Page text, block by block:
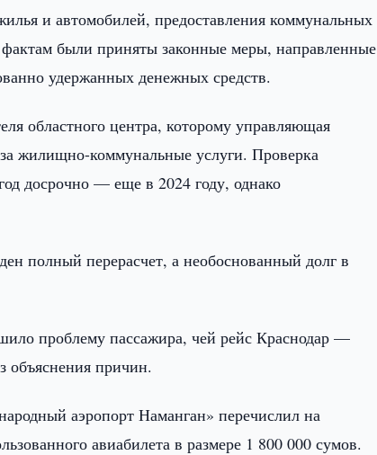
и автомобилей, предоставления коммунальных
были приняты законные меры, направленные
удержанных денежных средств.
областного центра, которому управляющая
жилищно-коммунальные услуги. Проверка
досрочно — еще в 2024 году, однако
полный перерасчет, а необоснованный долг в
проблему пассажира, чей рейс Краснодар —
объяснения причин.
аэропорт Наманган» перечислил на
авиабилета в размере 1 800 000 сумов.